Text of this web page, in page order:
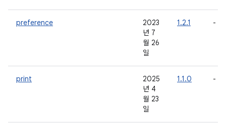
preference
2023
년 7
월 26
일
1.2.1 -
print
2025
년 4
월 23
일
1.1.0 -